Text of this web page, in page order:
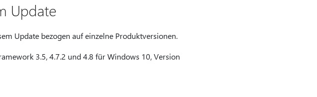
Update
Update bezogen auf einzelne Produktversionen.
3.5, 4.7.2 und 4.8 für Windows 10, Version